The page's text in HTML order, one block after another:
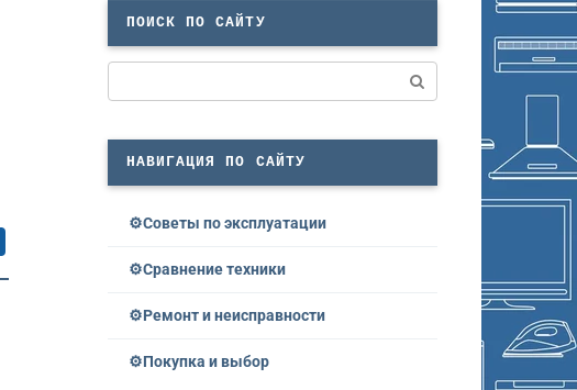
ПОИСК ПО САЙТУ
НАВИГАЦИЯ ПО САЙТУ
Советы по эксплуатации
Сравнение техники
Ремонт и неисправности
Покупка и выбор